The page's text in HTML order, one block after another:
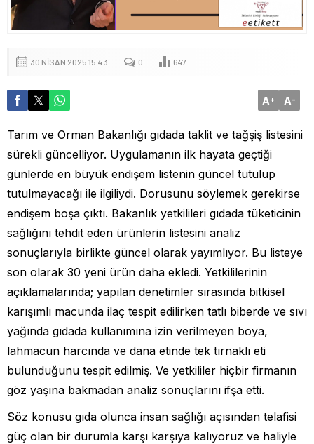
30 NISAN 2025 15:43 0 647
A+ A-
Tarım ve Orman Bakanlığı gıdada taklit ve tağşiş listesini
sürekli güncelliyor. Uygulamanın ilk hayata geçtiği
günlerde en büyük endişem listenin güncel tutulup
tutulmayacağı ile ilgiliydi. Dorusunu söylemek gerekirse
endişem boşa çıktı. Bakanlık yetkilileri gıdada tüketicinin
sağlığını tehdit eden ürünlerin listesini analiz
sonuçlarıyla birlikte güncel olarak yayımlıyor. Bu listeye
son olarak 30 yeni ürün daha ekledi. Yetkililerinin
açıklamalarında; yapılan denetimler sırasında bitkisel
karışımlı macunda ilaç tespit edilirken tatlı biberde ve sıvı
yağında gıdada kullanımına izin verilmeyen boya,
lahmacun harcında ve dana etinde tek tırnaklı eti
bulunduğunu tespit edilmiş. Ve yetkililer hiçbir firmanın
göz yaşına bakmadan analiz sonuçlarını ifşa etti.
Söz konusu gıda olunca insan sağlığı açısından telafisi
güç olan bir durumla karşı karşıya kalıyoruz ve haliyle